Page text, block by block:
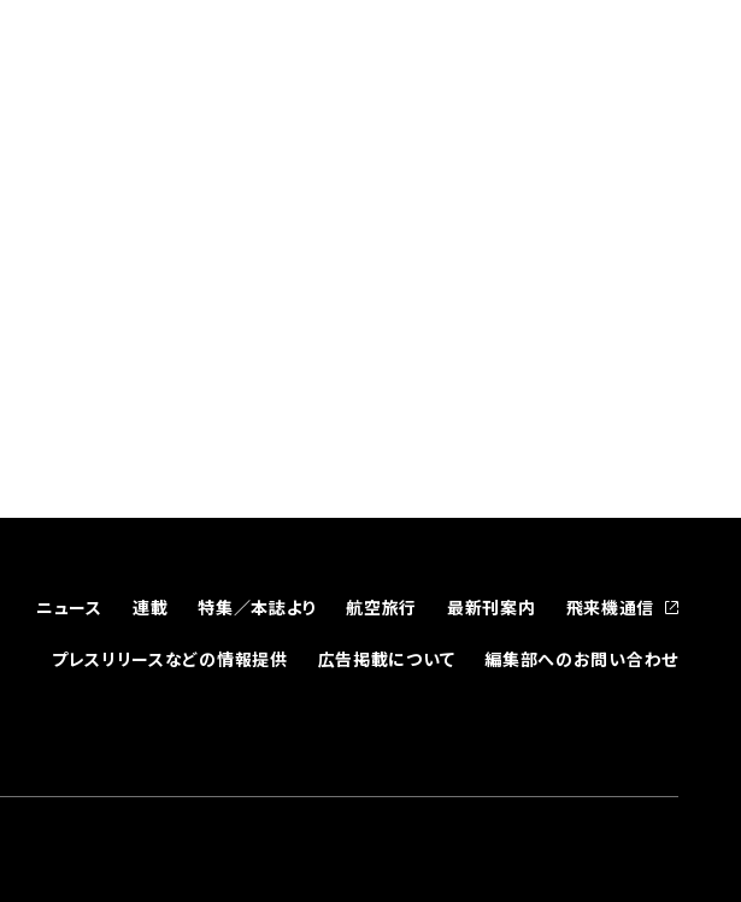
ニュース 連載 特集／本誌より 航空旅行 最新刊案内 飛来機通信
プレスリリースなどの情報提供 広告掲載について 編集部へのお問い合わせ